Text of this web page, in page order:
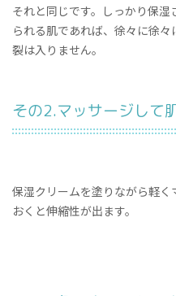
それと同じです。しっかり保
られる肌であれば、徐々に徐
裂は入りません。
その2.マッサージして
保湿クリームを塗りながら軽
おくと伸縮性が出ます。